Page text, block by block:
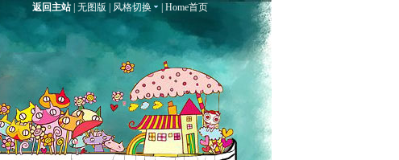
返回主站| 无图版 风格切换 Home首页